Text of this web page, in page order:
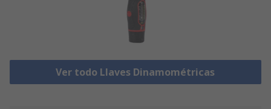
Ver todo Llaves Dinamométricas